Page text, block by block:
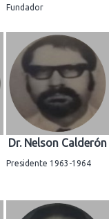
Fundador
Dr. Nelson Calderón
Presidente 1963-1964